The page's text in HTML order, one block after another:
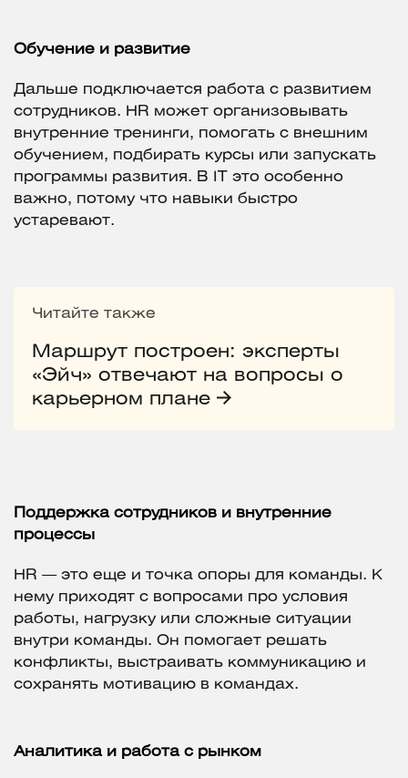
Обучение и развитие
Дальше подключается работа с развитием
сотрудников. HR может организовывать
внутренние тренинги, помогать с внешним
обучением, подбирать курсы или запускать
программы развития. В IT это особенно
важно, потому что навыки быстро
устаревают.
Читайте также
Маршрут построен: эксперты
«Эйч» отвечают на вопросы о
карьерном плане
Поддержка сотрудников и внутренние
процессы
HR — это еще и точка опоры для команды. К
нему приходят с вопросами про условия
работы, нагрузку или сложные ситуации
внутри команды. Он помогает решать
конфликты, выстраивать коммуникацию и
сохранять мотивацию в командах.
Аналитика и работа с рынком